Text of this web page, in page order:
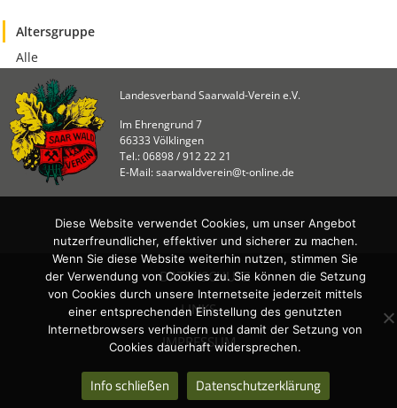
Altersgruppe
Alle
Landesverband Saarwald-Verein e.V.
Im Ehrengrund 7
66333 Völklingen
Tel.: 06898 / 912 22 21
E-Mail: saarwaldverein@t-online.de
DATENSCHUTZ
LINKS
IMPRESSUM
Diese Website verwendet Cookies, um unser Angebot
nutzerfreundlicher, effektiver und sicherer zu machen.
Wenn Sie diese Website weiterhin nutzen, stimmen Sie
der Verwendung von Cookies zu. Sie können die Setzung
von Cookies durch unsere Internetseite jederzeit mittels
einer entsprechenden Einstellung des genutzten
Internetbrowsers verhindern und damit der Setzung von
Cookies dauerhaft widersprechen.
Info schließen Datenschutzerklärung